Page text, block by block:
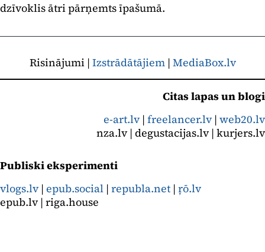
dzīvoklis ātri pārņemts īpašumā.
Risinājumi | Izstrādātājiem| MediaBox.lv
Citas lapas un blogi
e-art.lv | freelancer.lv | web20.lv
nza.lv | degustacijas.lv | kurjers.lv
Publiski eksperimenti
vlogs.lv | epub.social | republa.net | ŗō.lv
epub.lv | riga.house